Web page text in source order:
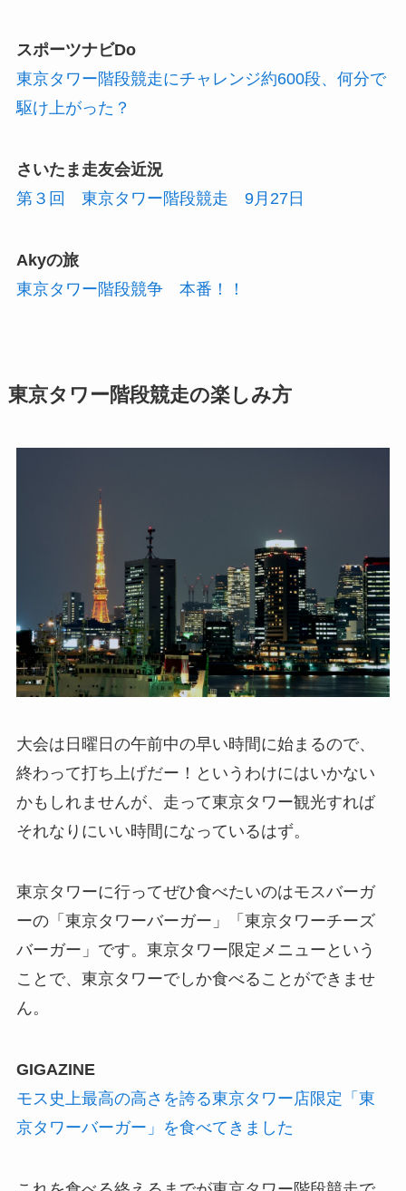
スポーツナビDo
東京タワー階段競走にチャレンジ約600段、何分で
駆け上がった？
さいたま走友会近況
第３回 東京タワー階段競走 9月27日
Akyの旅
東京タワー階段競争 本番！！
東京タワー階段競走の楽しみ方
大会は日曜日の午前中の早い時間に始まるので、
終わって打ち上げだー！というわけにはいかない
かもしれませんが、走って東京タワー観光すれば
それなりにいい時間になっているはず。
東京タワーに行ってぜひ食べたいのはモスバーガ
ーの「東京タワーバーガー」「東京タワーチーズ
バーガー」です。東京タワー限定メニューという
ことで、東京タワーでしか食べることができませ
ん。
GIGAZINE
モス史上最高の高さを誇る東京タワー店限定「東
京タワーバーガー」を食べてきました